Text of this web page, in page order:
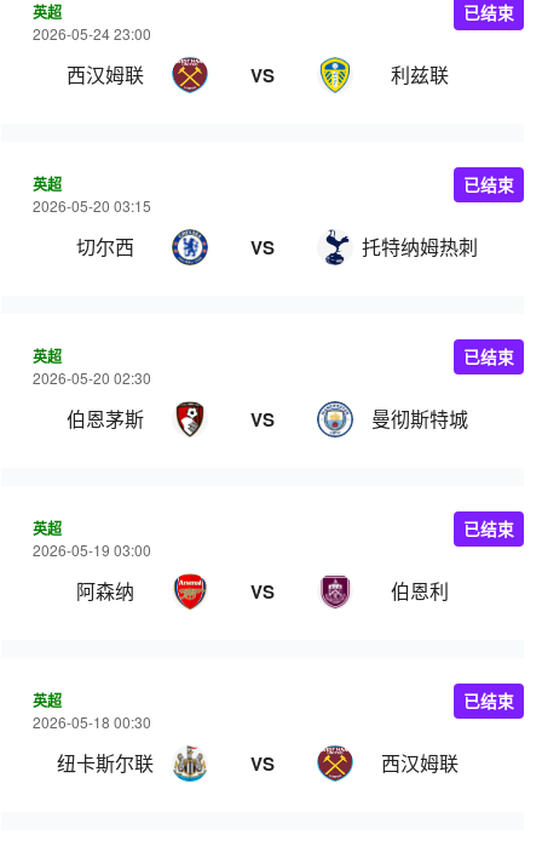
英超
2026-05-24 23:00
西汉姆联 VS 利兹联
已结束
英超
2026-05-20 03:15
切尔西 VS 托特纳姆热刺
已结束
英超
2026-05-20 02:30
伯恩茅斯 VS 曼彻斯特城
已结束
英超
2026-05-19 03:00
阿森纳 VS 伯恩利
已结束
英超
2026-05-18 00:30
纽卡斯尔联 VS 西汉姆联
已结束